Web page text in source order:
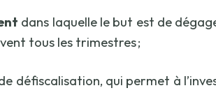
dans laquelle le but est de
tous les trimestres ;
défiscalisation, qui permet à